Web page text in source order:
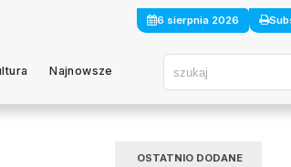
6 sierpnia 2026
Najnowsze
OSTATNIO DODANE